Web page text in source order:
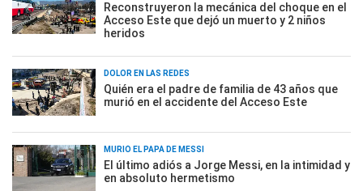
Reconstruyeron la mecánica del choque en el
Acceso Este que dejó un muerto y 2 niños
heridos
DOLOR EN LAS REDES
Quién era el padre de familia de 43 años que
murió en el accidente del Acceso Este
MURIÓ EL PAPÁ DE MESSI
El último adiós a Jorge Messi, en la intimidad y
en absoluto hermetismo